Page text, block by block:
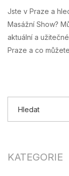
Jste v Praze a
Masážní Show?
aktuální a
Praze a co
KATEGORIE